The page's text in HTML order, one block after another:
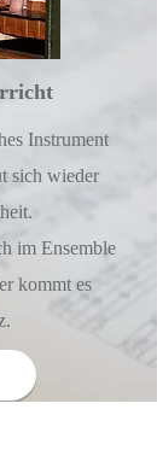
Instrument
sich wieder
im Ensemble
kommt es